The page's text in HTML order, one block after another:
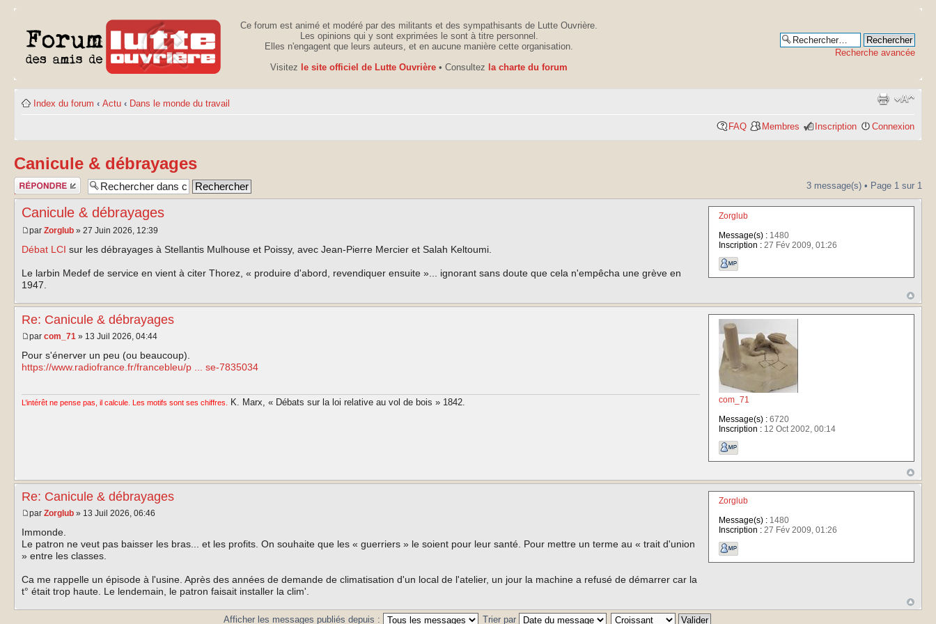
Ce forum est animé et modéré par des militants et des sympathisants de Lutte Ouvrière.
Les opinions qui y sont exprimées le sont à titre personnel.
Elles n'engagent que leurs auteurs, et en aucune manière cette organisation.
Visitez le site officiel de Lutte Ouvrière • Consultez la charte du forum
Recherche avancée
Index du forum ‹ Actu ‹ Dans le monde du travail
FAQ Membres Inscription Connexion
Canicule & débrayages
Publier une
réponse
3 message(s) • Page 1 sur 1
Canicule & débrayages
par Zorglub » 27 Juin 2026, 12:39
Débat LCI sur les débrayages à Stellantis Mulhouse et Poissy, avec Jean-Pierre Mercier et Salah Keltoumi.
Le larbin Medef de service en vient à citer Thorez, « produire d'abord, revendiquer ensuite »... ignorant sans doute que cela n'empêcha une grève en
1947.
Zorglub
Message(s) :1480
Inscription :27 Fév 2009, 01:26
Re: Canicule & débrayages
par com_71 » 13 Juil 2026, 04:44
Pour s'énerver un peu (ou beaucoup).
https://www.radiofrance.fr/francebleu/p ... se-7835034
L’intérêt ne pense pas, il calcule. Les motifs sont ses chiffres. K. Marx, « Débats sur la loi relative au vol de bois » 1842.
com_71
Message(s) :6720
Inscription :12 Oct 2002, 00:14
Re: Canicule & débrayages
par Zorglub » 13 Juil 2026, 06:46
Immonde.
Le patron ne veut pas baisser les bras... et les profits. On souhaite que les « guerriers » le soient pour leur santé. Pour mettre un terme au « trait d'union
» entre les classes.
Ca me rappelle un épisode à l'usine. Après des années de demande de climatisation d'un local de l'atelier, un jour la machine a refusé de démarrer car la
t° était trop haute. Le lendemain, le patron faisait installer la clim'.
Zorglub
Message(s) :1480
Inscription :27 Fév 2009, 01:26
Afficher les messages publiés depuis : Trier par